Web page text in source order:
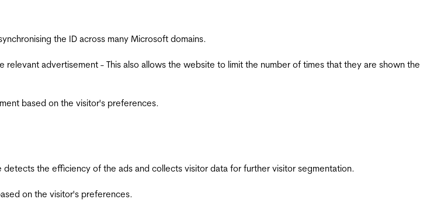
the ID across many Microsoft domains.
advertisement - This also allows the website to limit the number of times that they are shown the
based on the visitor's preferences.
the efficiency of the ads and collects visitor data for further visitor segmentation.
on the visitor's preferences.